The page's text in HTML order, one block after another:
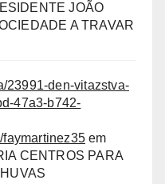
JOÃO
A TRAVAR
23991-den-vitazstva-
47a3-b742-
faymartinez35 em
CENTROS PARA